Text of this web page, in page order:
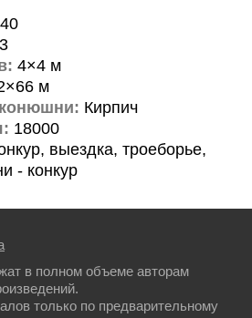
40
3
4×4 м
м
Кирпич
18000
выездка, троеборье,
- конкур
в полном объеме авторам
только по предварительному